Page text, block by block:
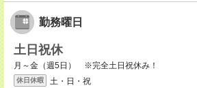
勤務曜日
土日祝休
月～金（週5日） ※完全土日祝休み！
休日休暇 土・日・祝